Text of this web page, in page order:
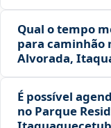
Qual o tempo
para caminhão
Alvorada,
É possível
no Parque